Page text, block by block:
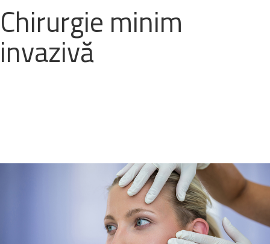
Chirurgie minim
invazivă